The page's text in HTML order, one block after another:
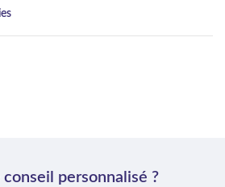
conseil personnalisé ?